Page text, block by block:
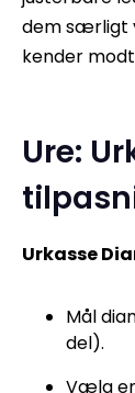
dem særligt
kender
Ure:
Urkasse
Mål
del).
Vælg